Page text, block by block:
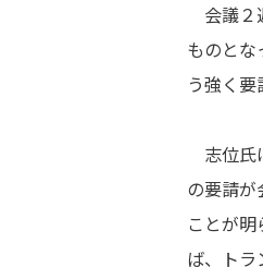
会議２
ものとな
う強く要
志位氏
の要請
ことが
ば、ト